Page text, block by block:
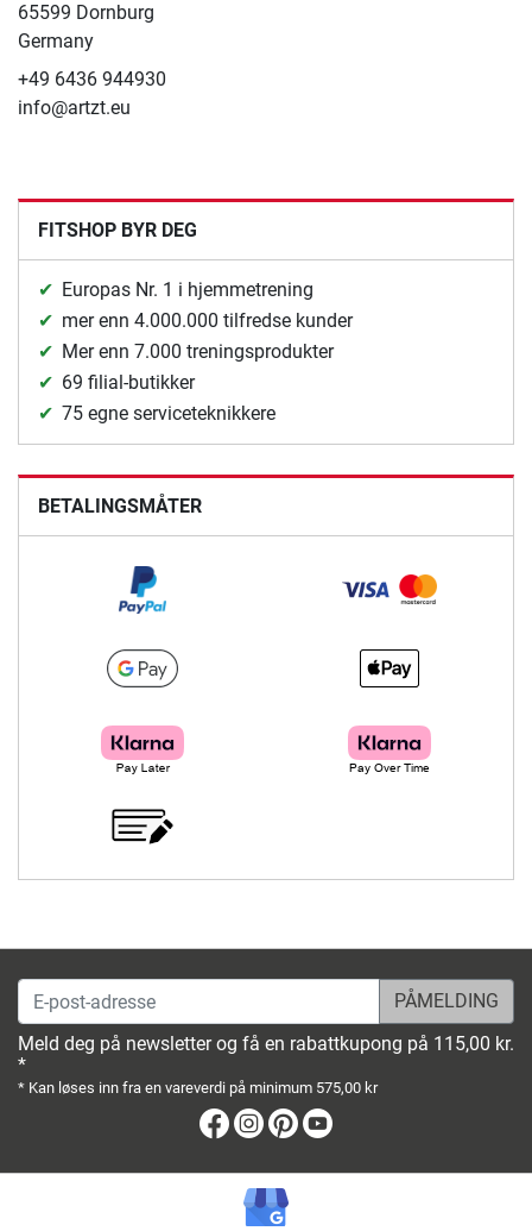
65599 Dornburg
Germany
+49 6436 944930
info@artzt.eu
FITSHOP BYR DEG
Europas Nr. 1 i hjemmetrening
mer enn 4.000.000 tilfredse kunder
Mer enn 7.000 treningsprodukter
69 filial-butikker
75 egne serviceteknikkere
BETALINGSMÅTER
E-post-adresse
Meld deg på newsletter og få en rabattkupong på 115,00 kr.
*
* Kan løses inn fra en vareverdi på minimum 575,00 kr
Facebook
Instagram
Pinterest